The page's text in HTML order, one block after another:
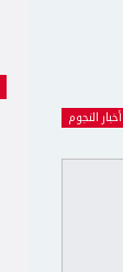
أخبار النجوم